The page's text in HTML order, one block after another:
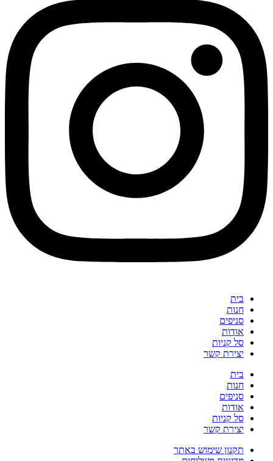
בית
חנות
סניפים
אודות
סל קניות
יצירת קשר
בית
חנות
סניפים
אודות
סל קניות
יצירת קשר
תקנון שימוש באתר